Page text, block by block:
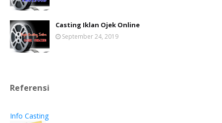
Casting Iklan Ojek Online
September 24, 2019
Referensi
Info Casting